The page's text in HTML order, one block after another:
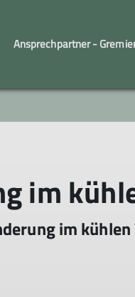
Ansprechpartner -
Wandergruppe
im
im